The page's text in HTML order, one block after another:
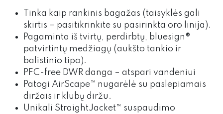
Tinka kaip rankinis bagažas (taisyklės gali
skirtis – pasitikrinkite su pasirinkta oro linija).
Pagaminta iš tvirtų, perdirbtų, bluesign®
patvirtintų medžiagų (aukšto tankio ir
balistinio tipo).
PFC-free DWR danga – atspari vandeniui
Patogi AirScape™ nugarėlė su paslepiamais
diržais ir klubų diržu.
Unikali StraightJacket™ suspaudimo